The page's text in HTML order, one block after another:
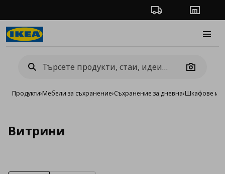
Проследяване на
Camera
Продукти›Мебели за съхранение›Съхранение за дневна›Шкафове и
Витрини